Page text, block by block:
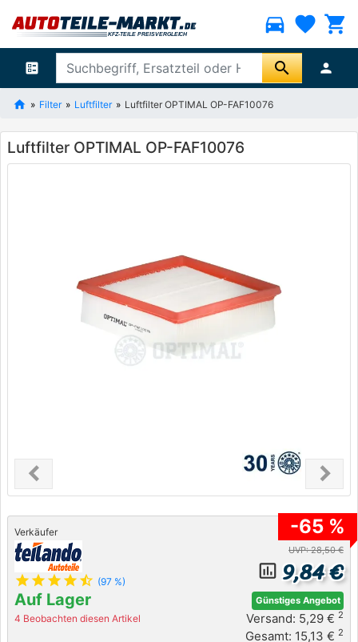
directions_car favorite shopping_cart
ballot search person
Filter Luftfilter Luftfilter OPTIMAL OP-FAF10076
Luftfilter OPTIMAL OP-FAF10076
chevron_leftPrevious chevron_right
Next
Verkäufer
star star star star star_half (97 %)
Auf Lager
4 Beobachten diesen Artikel
-65 %
UVP: 28,50 €
insert_chart_outlined 9,84 €
Günstiges Angebot
Versand: 5,29 € 2
Gesamt: 15,13 € 2